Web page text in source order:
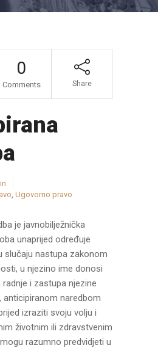
0
Comments Share
, Ugovorno pravo
je javnobilježnička
unaprijed određuje
slučaju nastupa zakonom
u njezino ime donosi
i zastupa njezine
anticipiranom naredbom
izraziti svoju volju i
životnim ili zdravstvenim
razumno predvidjeti u